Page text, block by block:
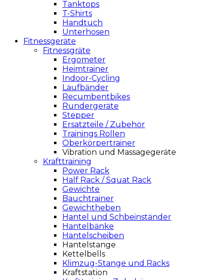
Tanktops
T-Shirts
Handtuch
Unterhosen
Fitnessgeräte
Fitnessgräte
Ergometer
Heimtrainer
Indoor-Cycling
Laufbänder
Recumbentbikes
Rundergeräte
Stepper
Ersatzteile / Zubehör
Trainings Rollen
Oberkörpertrainer
Vibration und Massagegeräte
Krafttraining
Power Rack
Half Rack / Squat Rack
Gewichte
Bauchtrainer
Gewichtheben
Hantel und Schbeinständer
Hantelbänke
Hantelscheiben
Hantelstange
Kettelbells
Klimzug-Stange und Racks
Kraftstation